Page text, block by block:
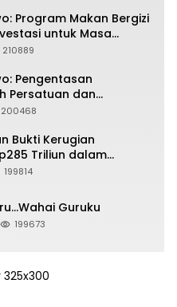
Program Makan Bergizi
untuk Masa
210889
Pengentasan
Persatuan dan
Bertanggung Jawab
200468
Bukti Kerugian
Triliun dalam
PT Pertamina
199814
Guruku
199673